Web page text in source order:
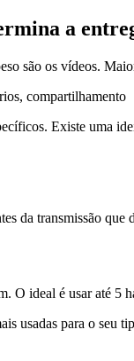
a
são os vídeos.
compartilhamento
Existe uma
da transmissão
O ideal é usar até 5
usadas para o seu